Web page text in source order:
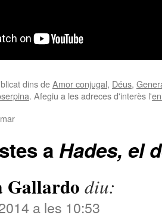
dins deAmor conjugal, Déus,
. Afegiu a les adreces d'interès l'
a Hades, el
Gallardo diu:
a les 10:53